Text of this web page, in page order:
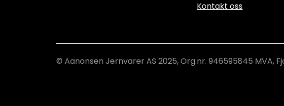
Kontakt oss
© Aanonsen Jernvarer AS 2025, Org.nr. 946595845 MVA,